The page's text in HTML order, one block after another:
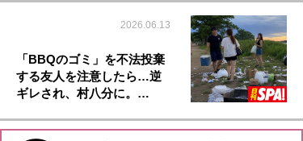
2026.06.13
「BBQのゴミ」を不法投棄
する友人を注意したら…逆
ギレされ、村八分に。…